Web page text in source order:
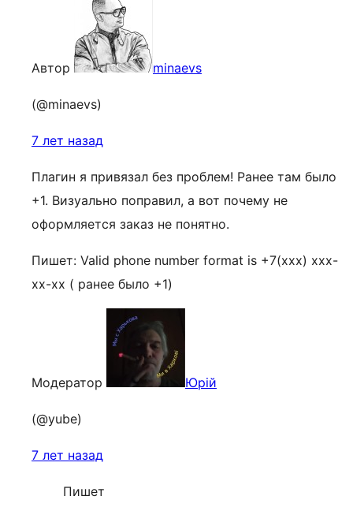
Автор minaevs
(@minaevs)
7 лет назад
Плагин я привязал без проблем! Ранее там было
+1. Визуально поправил, а вот почему не
оформляется заказ не понятно.
Пишет: Valid phone number format is +7(xxx) xxx-
xx-xx ( ранее было +1)
Модератор Юрій
(@yube)
7 лет назад
Пишет